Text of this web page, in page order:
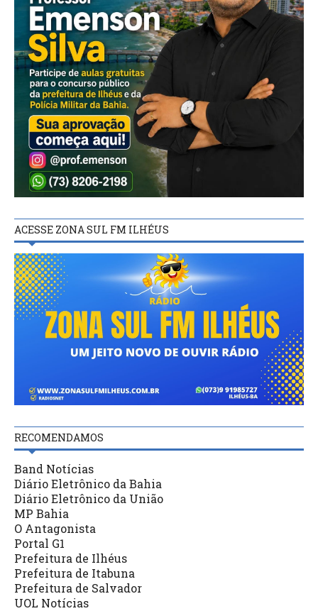
ACESSE ZONA SUL FM ILHÉUS
RECOMENDAMOS
Band Notícias
Diário Eletrônico da Bahia
Diário Eletrônico da União
MP Bahia
O Antagonista
Portal G1
Prefeitura de Ilhéus
Prefeitura de Itabuna
Prefeitura de Salvador
UOL Notícias